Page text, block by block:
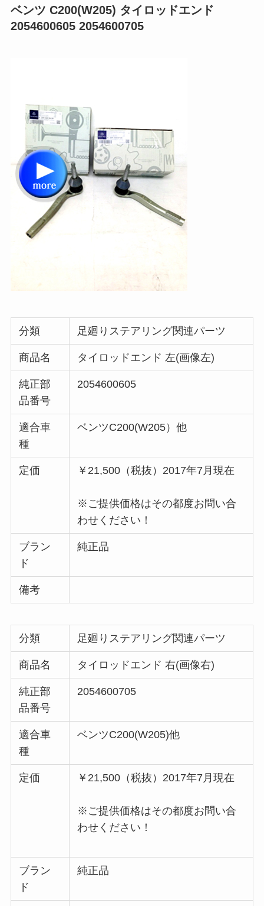
ベンツ C200(W205) タイロッドエンド
2054600605 2054600705
分類 足廻りステアリング関連パーツ
商品名 タイロッドエンド 左(画像左)
純正部
品番号
2054600605
適合車
種
ベンツC200(W205）他
定価 ￥21,500（税抜）2017年7月現在
※ご提供価格はその都度お問い合
わせください！
ブラン
ド
純正品
備考
分類 足廻りステアリング関連パーツ
商品名 タイロッドエンド 右(画像右)
純正部
品番号
2054600705
適合車
種
ベンツC200(W205)他
定価 ￥21,500（税抜）2017年7月現在
※ご提供価格はその都度お問い合
わせください！
ブラン
ド
純正品